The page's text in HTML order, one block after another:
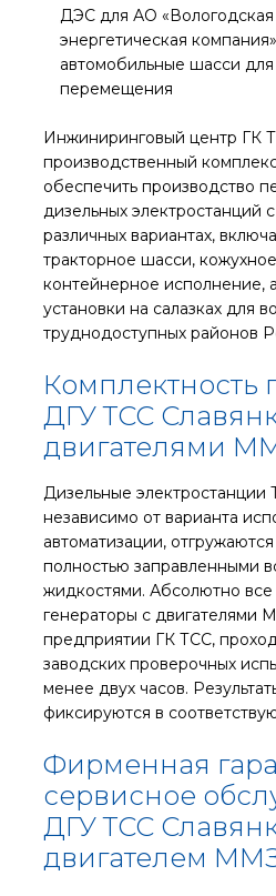
ДЭС для АО «Вологодская
энергетическая
автомобильные шасси
перемещения
Инжиниринговый центр ГК
производственный
обеспечить производство
дизельных электростанций
различных вариантах,
тракторное шасси,
контейнерное исполнение,
установки на салазках для
труднодоступных районов
Комплектность
ДГУ ТСС
двигателями
Дизельные электростанции
независимо от варианта
автоматизации,
полностью заправленными
жидкостями. Абсолютно все
генераторы с двигателями
предприятии ГК ТСС,
заводских проверочных
менее двух часов.
фиксируются в
Фирменная
сервисное
ДГУ ТСС
двигателем